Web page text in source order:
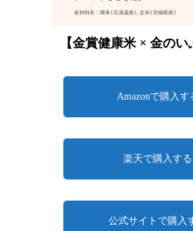
【金賞健康米 × 金のい
Amazonで購入す
楽天で購入する
公式サイトで購入